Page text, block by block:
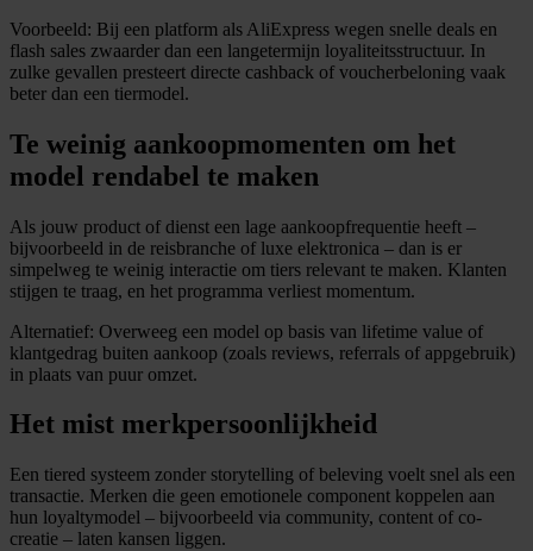
Voorbeeld: Bij een platform als AliExpress wegen snelle deals en
flash sales zwaarder dan een langetermijn loyaliteitsstructuur. In
zulke gevallen presteert directe cashback of voucherbeloning vaak
beter dan een tiermodel.
Te weinig aankoopmomenten om het
model rendabel te maken
Als jouw product of dienst een lage aankoopfrequentie heeft –
bijvoorbeeld in de reisbranche of luxe elektronica – dan is er
simpelweg te weinig interactie om tiers relevant te maken. Klanten
stijgen te traag, en het programma verliest momentum.
Alternatief: Overweeg een model op basis van lifetime value of
klantgedrag buiten aankoop (zoals reviews, referrals of appgebruik)
in plaats van puur omzet.
Het mist merkpersoonlijkheid
Een tiered systeem zonder storytelling of beleving voelt snel als een
transactie. Merken die geen emotionele component koppelen aan
hun loyaltymodel – bijvoorbeeld via community, content of co-
creatie – laten kansen liggen.